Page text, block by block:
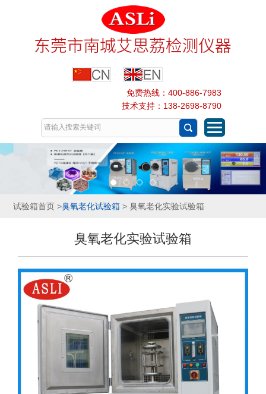
免费热线：400-886-7983
技术支持：138-2698-8790
试验箱首页>臭氧老化试验箱> 臭氧老化实验试验箱
臭氧老化实验试验箱